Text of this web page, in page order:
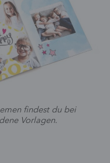
findest du bei
Vorlagen.